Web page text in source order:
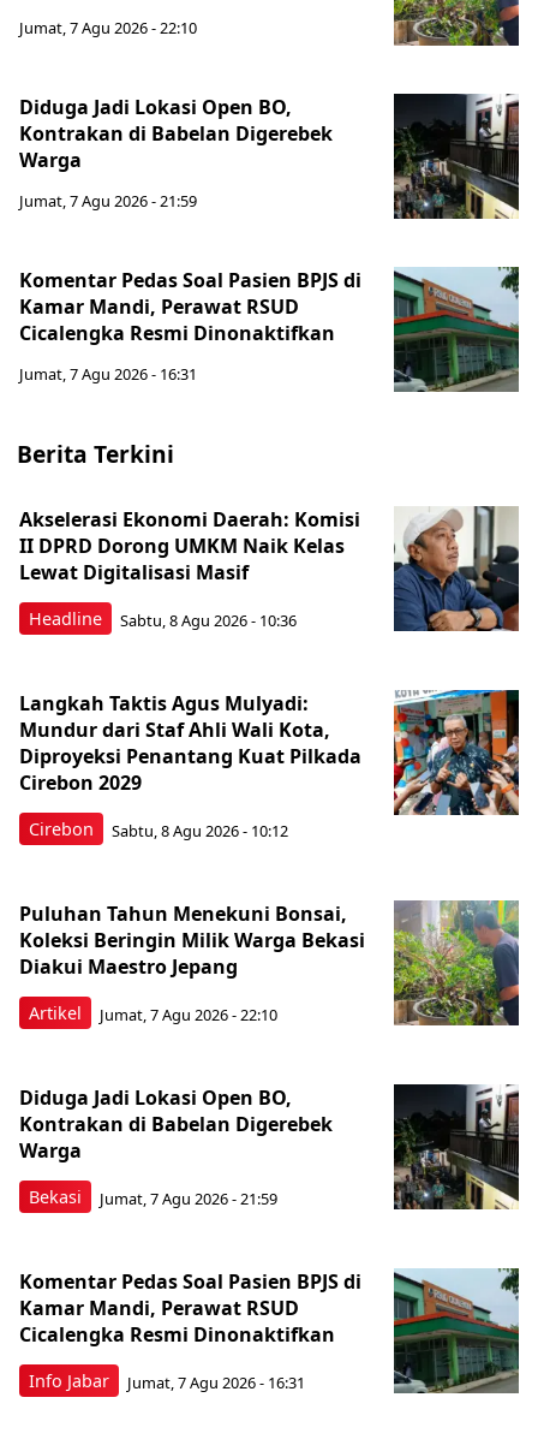
Jumat, 7 Agu 2026 - 22:10
Diduga Jadi Lokasi Open BO,
Kontrakan di Babelan Digerebek
Warga
Jumat, 7 Agu 2026 - 21:59
Komentar Pedas Soal Pasien BPJS di
Kamar Mandi, Perawat RSUD
Cicalengka Resmi Dinonaktifkan
Jumat, 7 Agu 2026 - 16:31
Berita Terkini
Headline
Akselerasi Ekonomi Daerah: Komisi
II DPRD Dorong UMKM Naik Kelas
Lewat Digitalisasi Masif
Sabtu, 8 Agu 2026 - 10:36
Cirebon
Langkah Taktis Agus Mulyadi:
Mundur dari Staf Ahli Wali Kota,
Diproyeksi Penantang Kuat Pilkada
Cirebon 2029
Sabtu, 8 Agu 2026 - 10:12
Artikel
Puluhan Tahun Menekuni Bonsai,
Koleksi Beringin Milik Warga Bekasi
Diakui Maestro Jepang
Jumat, 7 Agu 2026 - 22:10
Bekasi
Diduga Jadi Lokasi Open BO,
Kontrakan di Babelan Digerebek
Warga
Jumat, 7 Agu 2026 - 21:59
Info Jabar
Komentar Pedas Soal Pasien BPJS di
Kamar Mandi, Perawat RSUD
Cicalengka Resmi Dinonaktifkan
Jumat, 7 Agu 2026 - 16:31